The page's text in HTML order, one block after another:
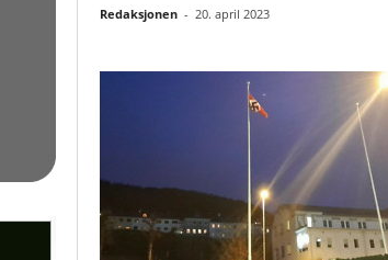
Redaksjonen - 20. april 2023